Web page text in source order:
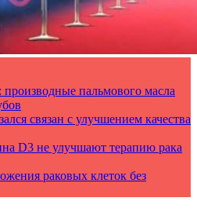
пальмового масла
связан с улучшением качества
D3 не улучшают терапию рака
раковых клеток без